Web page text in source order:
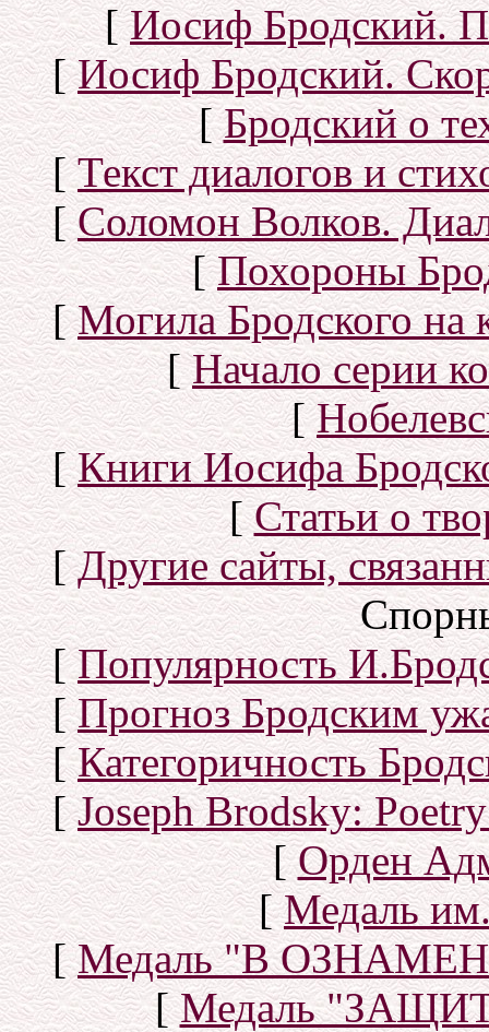
[Иосиф Бродский.
[Иосиф Бродский.
[Бродский о
[Текст диалогов и
[Соломон Волков.
[Похороны
[Могила Бродского
[Начало серии
[
[Книги Иосифа
[Статьи о
[Другие сайты,
[Популярность
[Прогноз Бродским
[Категоричность
[Joseph Brodsky:
[Орден
[Медаль
[Медаль "В
[Медаль